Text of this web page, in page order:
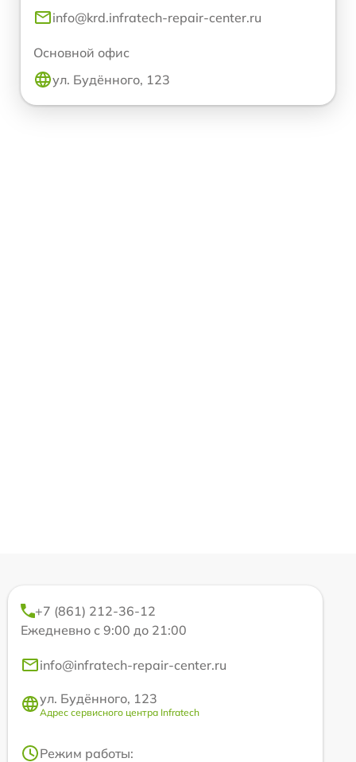
info@krd.infratech-repair-center.ru
Основной офис
ул. Будённого, 123
+7 (861) 212-36-12
Ежедневно с 9:00 до 21:00
info@infratech-repair-center.ru
ул. Будённого, 123
Адрес сервисного центра Infratech
Режим работы: